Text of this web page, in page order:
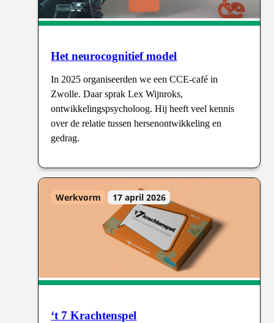
Het neurocognitief model
In 2025 organiseerden we een CCE-café in
Zwolle. Daar sprak Lex Wijnroks,
ontwikkelingspsycholoog. Hij heeft veel kennis
over de relatie tussen hersenontwikkeling en
gedrag.
‘t 7 Krachtenspel
Werkvorm 17 april 2026